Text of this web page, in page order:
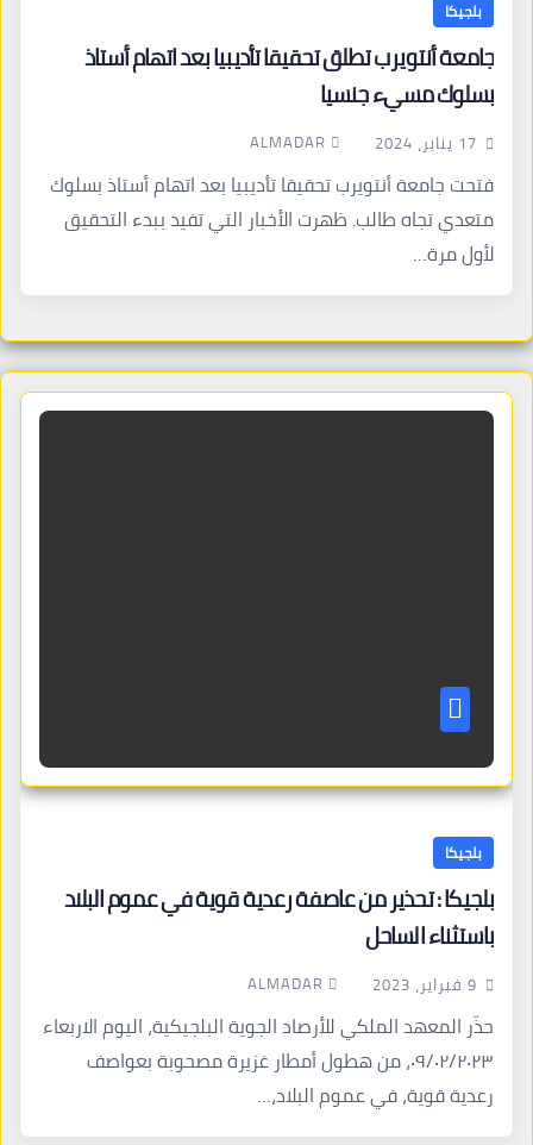
بلجيكا
جامعة أنتويرب تطلق تحقيقا تأديبيا بعد اتهام أستاذ
بسلوك مسيء جنسيا
17 يناير، 2024 ALMADAR
فتحت جامعة أنتويرب تحقيقا تأديبيا بعد اتهام أستاذ بسلوك
متعدي تجاه طالب. ظهرت الأخبار التي تفيد ببدء التحقيق
لأول مرة…
بلجيكا
بلجيكا : تحذير من عاصفة رعدية قوية في عموم البلاد
باستثناء الساحل
9 فبراير، 2023 ALMADAR
حذّر المعهد الملكي للأرصاد الجوية البلجيكية، اليوم الاربعاء
٠٩/٠٢/٢٠٢٣، من هطول أمطار غزيرة مصحوبة بعواصف
رعدية قوية، في عموم البلاد،…